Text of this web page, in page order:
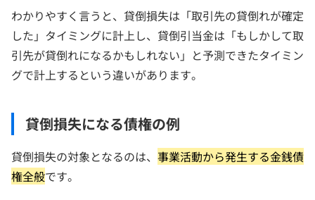
わかりやすく言うと、貸倒損失は「取引先の貸倒れが確定
した」タイミングに計上し、貸倒引当金は「もしかして取
引先が貸倒れになるかもしれない」と予測できたタイミン
グで計上するという違いがあります。
貸倒損失になる債権の例
貸倒損失の対象となるのは、 事業活動から発生する金銭債
権全般です。